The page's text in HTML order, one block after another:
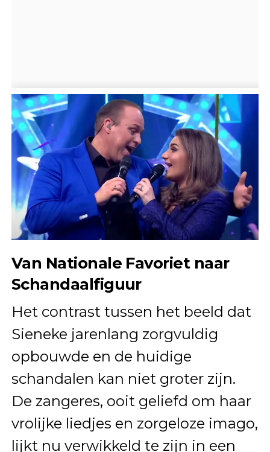
Van Nationale Favoriet naar
Schandaalfiguur
Het contrast tussen het beeld dat
Sieneke jarenlang zorgvuldig
opbouwde en de huidige
schandalen kan niet groter zijn.
De zangeres, ooit geliefd om haar
vrolijke liedjes en zorgeloze imago,
lijkt nu verwikkeld te zijn in een